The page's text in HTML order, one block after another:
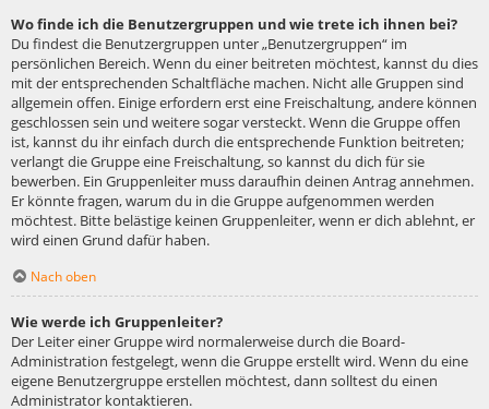
Wo finde ich die Benutzergruppen und wie trete ich ihnen bei?
Du findest die Benutzergruppen unter „Benutzergruppen“ im
persönlichen Bereich. Wenn du einer beitreten möchtest, kannst du dies
mit der entsprechenden Schaltfläche machen. Nicht alle Gruppen sind
allgemein offen. Einige erfordern erst eine Freischaltung, andere können
geschlossen sein und weitere sogar versteckt. Wenn die Gruppe offen
ist, kannst du ihr einfach durch die entsprechende Funktion beitreten;
verlangt die Gruppe eine Freischaltung, so kannst du dich für sie
bewerben. Ein Gruppenleiter muss daraufhin deinen Antrag annehmen.
Er könnte fragen, warum du in die Gruppe aufgenommen werden
möchtest. Bitte belästige keinen Gruppenleiter, wenn er dich ablehnt, er
wird einen Grund dafür haben.
Nach oben
Wie werde ich Gruppenleiter?
Der Leiter einer Gruppe wird normalerweise durch die Board-
Administration festgelegt, wenn die Gruppe erstellt wird. Wenn du eine
eigene Benutzergruppe erstellen möchtest, dann solltest du einen
Administrator kontaktieren.